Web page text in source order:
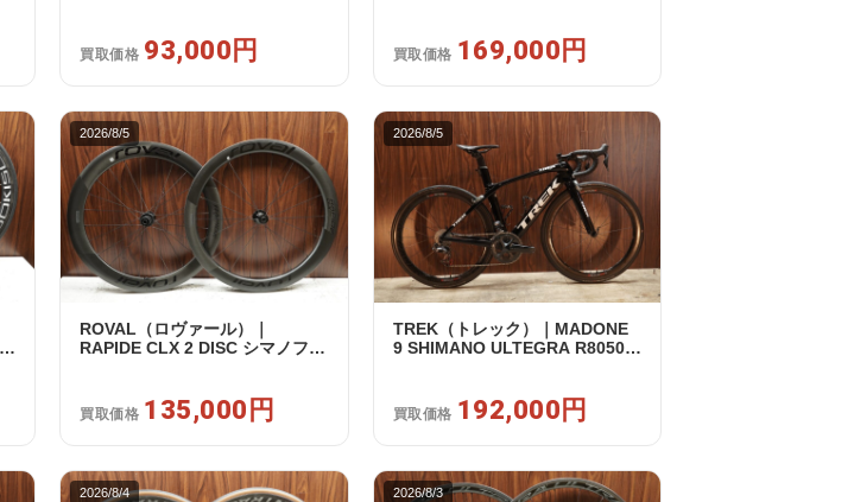
買取価格 93,000円 買取価格 169,000円
2026/8/5
ROVAL（ロヴァール）｜
RAPIDE CLX 2 DISC シマノフリ
買取価格 135,000円
2026/8/5
TREK（トレック）｜MADONE
9 SHIMANO ULTEGRA R8050
買取価格 192,000円
2026/8/4 2026/8/3